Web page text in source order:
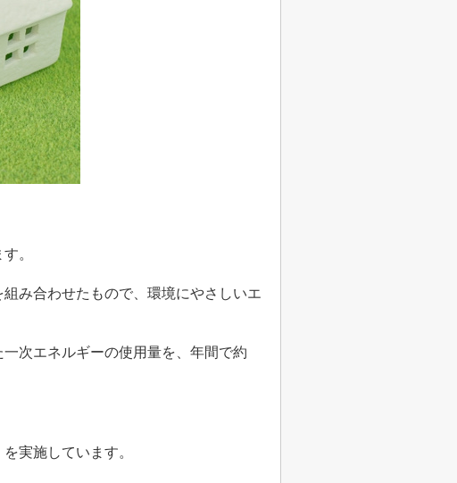
。
み合わせたもので、環境にやさしいエ
次エネルギーの使用量を、年間で約
実施しています。